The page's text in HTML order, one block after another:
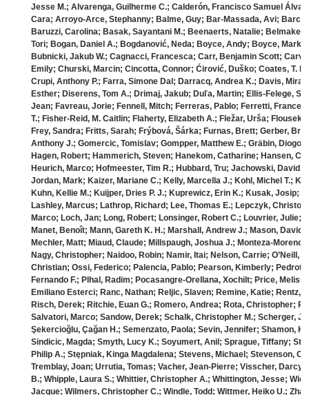
Jesse M.; Alvarenga, Guilherme C.; Calderón, Francisco Samuel
Cara; Arroyo-Arce, Stephanny; Balme, Guy; Bar-Massada, Avi;
Baruzzi, Carolina; Basak, Sayantani M.; Beenaerts, Natalie;
Tori; Bogan, Daniel A.; Bogdanović, Neda; Boyce, Andy; Boyce,
Bubnicki, Jakub W.; Cagnacci, Francesca; Carr, Benjamin Scott;
Emily; Churski, Marcin; Cincotta, Connor; Ćirović, Duško; Coates, T.
Crupi, Anthony P.; Farra, Simone Dal; Darracq, Andrea K.; Davis,
Esther; Diserens, Tom A.; Drimaj, Jakub; Duľa, Martin; Ellis-Felege,
Jean; Favreau, Jorie; Fennell, Mitch; Ferreras, Pablo; Ferretti,
T.; Fisher-Reid, M. Caitlin; Flaherty, Elizabeth A.; Fležar, Urša;
Frey, Sandra; Fritts, Sarah; Frýbová, Šárka; Furnas, Brett; Gerber,
Anthony J.; Gomercic, Tomislav; Gompper, Matthew E.; Gräbin, Diogo
Hagen, Robert; Hammerich, Steven; Hanekom, Catharine; Hansen,
Heurich, Marco; Hofmeester, Tim R.; Hubbard, Tru; Jachowski,
Jordan, Mark; Kaizer, Mariane C.; Kelly, Marcella J.; Kohl, Michel T.;
Kuhn, Kellie M.; Kuijper, Dries P. J.; Kuprewicz, Erin K.; Kusak, Josip;
Lashley, Marcus; Lathrop, Richard; Lee, Thomas E.; Lepczyk,
Marco; Loch, Jan; Long, Robert; Lonsinger, Robert C.; Louvrier, Julie;
Manet, Benoît; Mann, Gareth K. H.; Marshall, Andrew J.; Mason,
Mechler, Matt; Miaud, Claude; Millspaugh, Joshua J.; Monteza-
Nagy, Christopher; Naidoo, Robin; Namir, Itai; Nelson, Carrie; O’Neill,
Christian; Ossi, Federico; Palencia, Pablo; Pearson, Kimberly;
Fernando F.; Plhal, Radim; Pocasangre-Orellana, Xochilt; Price,
Emiliano Esterci; Ranc, Nathan; Reljic, Slaven; Remine, Katie; Rentz,
Risch, Derek; Ritchie, Euan G.; Romero, Andrea; Rota, Christopher;
Salvatori, Marco; Sandow, Derek; Schalk, Christopher M.; Scherger,
Şekercioğlu, Çağan H.; Semenzato, Paola; Sevin, Jennifer; Shamon,
Sindicic, Magda; Smyth, Lucy K.; Soyumert, Anil; Sprague, Tiffany;
Philip A.; Stępniak, Kinga Magdalena; Stevens, Michael; Stevenson,
Tremblay, Joan; Urrutia, Tomas; Vacher, Jean-Pierre; Visscher,
B.; Whipple, Laura S.; Whittier, Christopher A.; Whittington, Jesse;
Jacque; Wilmers, Christopher C.; Windle, Todd; Wittmer, Heiko U.;